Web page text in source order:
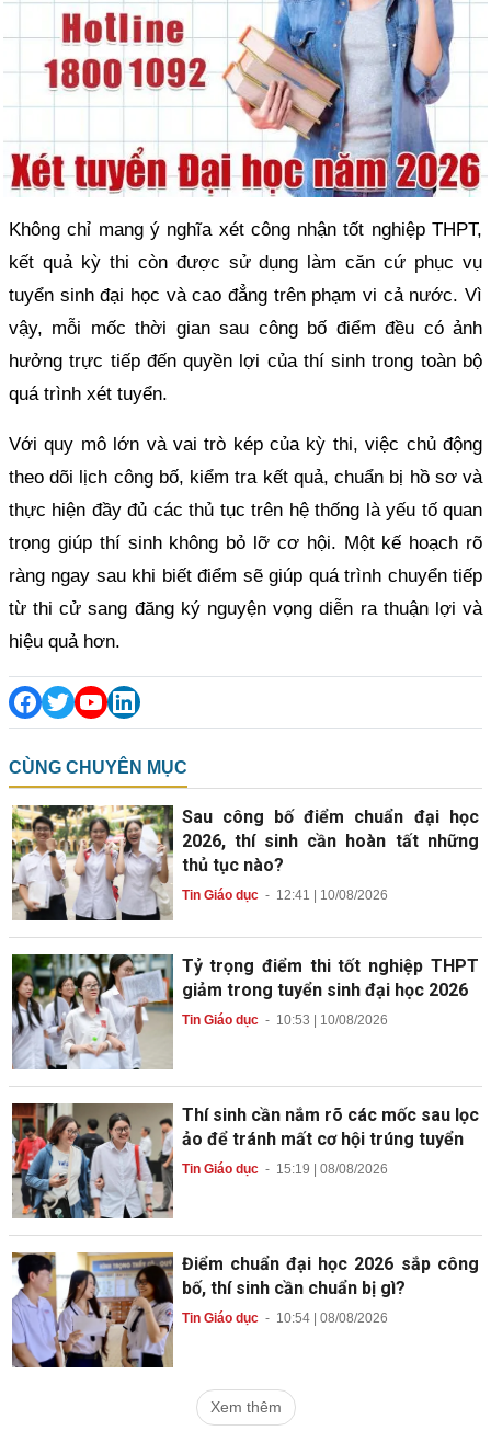
Không chỉ mang ý nghĩa xét công nhận tốt nghiệp THPT,
kết quả kỳ thi còn được sử dụng làm căn cứ phục vụ
tuyển sinh đại học và cao đẳng trên phạm vi cả nước. Vì
vậy, mỗi mốc thời gian sau công bố điểm đều có ảnh
hưởng trực tiếp đến quyền lợi của thí sinh trong toàn bộ
quá trình xét tuyển.
Với quy mô lớn và vai trò kép của kỳ thi, việc chủ động
theo dõi lịch công bố, kiểm tra kết quả, chuẩn bị hồ sơ và
thực hiện đầy đủ các thủ tục trên hệ thống là yếu tố quan
trọng giúp thí sinh không bỏ lỡ cơ hội. Một kế hoạch rõ
ràng ngay sau khi biết điểm sẽ giúp quá trình chuyển tiếp
từ thi cử sang đăng ký nguyện vọng diễn ra thuận lợi và
hiệu quả hơn.
CÙNG CHUYÊN MỤC
Sau công bố điểm chuẩn đại học
2026, thí sinh cần hoàn tất những
thủ tục nào?
Tin Giáo dục- 12:41 | 10/08/2026
Tỷ trọng điểm thi tốt nghiệp THPT
giảm trong tuyển sinh đại học 2026
Tin Giáo dục- 10:53 | 10/08/2026
Thí sinh cần nắm rõ các mốc sau lọc
ảo để tránh mất cơ hội trúng tuyển
Tin Giáo dục- 15:19 | 08/08/2026
Điểm chuẩn đại học 2026 sắp công
bố, thí sinh cần chuẩn bị gì?
Tin Giáo dục- 10:54 | 08/08/2026
Xem thêm